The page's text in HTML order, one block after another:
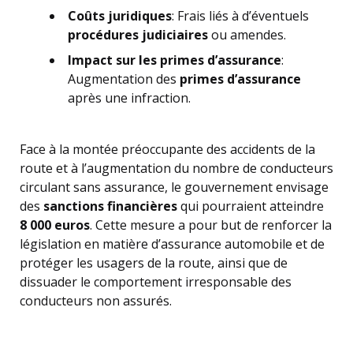
Coûts juridiques: Frais liés à d’éventuels
procédures judiciairesou amendes.
Impact sur les primes d’assurance:
Augmentation des primes d’assurance
après une infraction.
Face à la montée préoccupante des accidents de la
route et à l’augmentation du nombre de conducteurs
circulant sans assurance, le gouvernement envisage
des sanctions financièresqui pourraient atteindre
8 000 euros. Cette mesure a pour but de renforcer la
législation en matière d’assurance automobile et de
protéger les usagers de la route, ainsi que de
dissuader le comportement irresponsable des
conducteurs non assurés.